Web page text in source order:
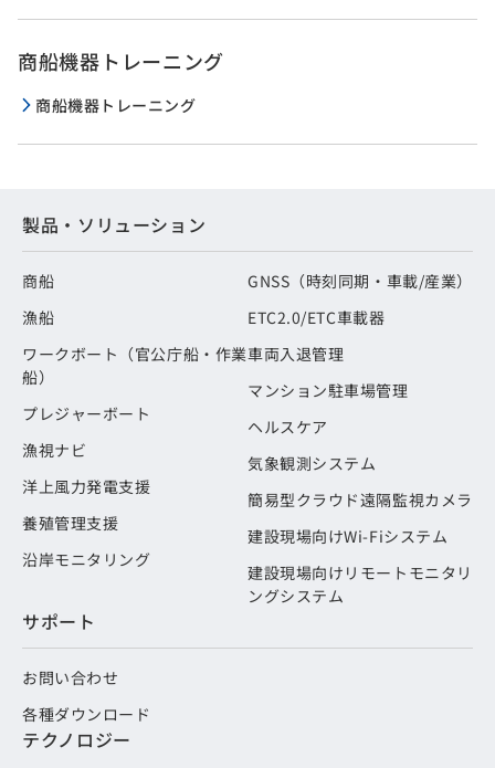
商船機器トレーニング
商船機器トレーニング
製品・ソリューション
商船
漁船
ワークボート（官公庁船・作業
船）
プレジャーボート
漁視ナビ
洋上風力発電支援
養殖管理支援
沿岸モニタリング
GNSS（時刻同期・車載/産業）
ETC2.0/ETC車載器
車両入退管理
マンション駐車場管理
ヘルスケア
気象観測システム
簡易型クラウド遠隔監視カメラ
建設現場向けWi-Fiシステム
建設現場向けリモートモニタリ
ングシステム
サポート
お問い合わせ
各種ダウンロード
テクノロジー